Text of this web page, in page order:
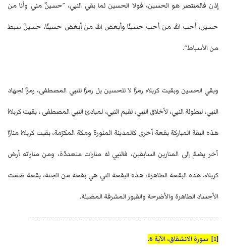
إذن فالمنتصر هو الحسين، فولا الحسين لما بقي النبي، ”حسينٌ مني وأنا من
حسين، أحب الله من أحب حسينًا وأبغض الله من أبغض حسينًا، حسينٌ سبط
من الأسباط“.
وبقي الحسين وبقيت كربلاء رمزًا لا للحسين بل رمزًا للنبي المصطفى، رمزًا لجهاد
النبي، لبطولة النبي، لأخلاق النبي، لقيم النبي، لمبادئ النبي المصطفى ، بقيت كربلاءُ
هذه البقة المباركة بقعة أخرى كالمدينة المنورة ومكة المكرّمة، بقيت كربلاءُ منارًا
آخر يضمّ إلى المنارين السابقين، فالنبي له منارات متعددّة، ومن مناراته أرض
كربلاء، هذه البقعة الطاهرة، هذه البقعة التي هي بقعة من الجنة، بقعة ضمت
الأجساد الطاهرة والأضرحة والقبور المشرقة المضيئة.
---------------------------------------------------------------------------
[1] سورة الانشقاق، الآية 6.